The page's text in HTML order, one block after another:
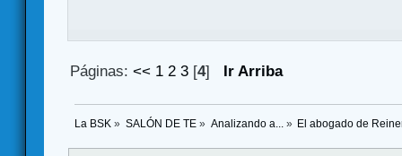
Páginas:<< 1 2 3 [4] Ir Arriba
La BSK » SALÓN DE TE» Analizando a... » El abogado de